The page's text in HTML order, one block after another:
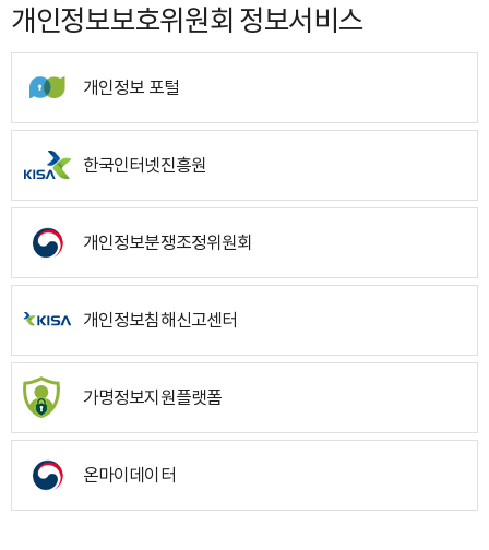
개인정보보호위원회 정보서비스
개인정보 포털
한국인터넷진흥원
개인정보분쟁조정위원회
개인정보침해신고센터
가명정보지원플랫폼
온마이데이터